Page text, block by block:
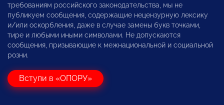
требованиям российского законодательства, мы не
публикуем сообщения, содержащие нецензурную лексику
и/или оскорбления, даже в случае замены букв точками,
тире и любыми иными символами. Не допускаются
сообщения, призывающие к межнациональной и социальной
розни.
Вступи в «ОПОРУ»